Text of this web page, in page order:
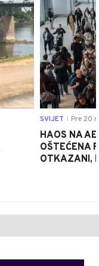
SVIJET Pre 20
HAOS NA
OŠTEĆENA
OTKAZANI,